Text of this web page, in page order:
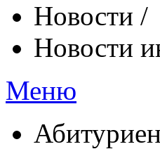
Новости /
Новости
Меню